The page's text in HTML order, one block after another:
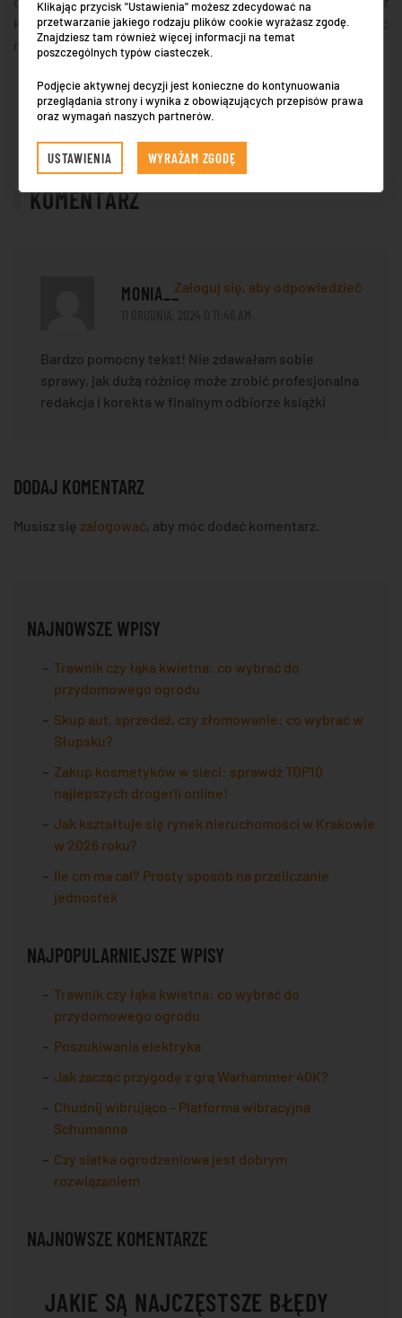
korzystniejsze pod względem finansowym, co należy mieć
na uwadze, przeglądając poszczególne oferty.
GDZIE NAUCZYĆ SIĘ SURFINGU –…
U KOGO SPRAWDZI SIĘ ARTETERAP…
KOMENTARZ
MONIA__Zaloguj się, aby odpowiedzieć
Bardzo pomocny tekst! Nie zdawałam sobie
sprawy, jak dużą różnicę może zrobić profesjonalna
redakcja i korekta w finalnym odbiorze książki
DODAJ KOMENTARZ
Musisz się zalogować, aby móc dodać komentarz.
NAJNOWSZE WPISY
Trawnik czy łąka kwietna: co wybrać do
przydomowego ogrodu
Skup aut, sprzedaż, czy złomowanie: co wybrać w
Słupsku?
Zakup kosmetyków w sieci: sprawdź TOP10
najlepszych drogerii online!
Jak kształtuje się rynek nieruchomości w Krakowie
w 2026 roku?
Ile cm ma cal? Prosty sposób na przeliczanie
jednostek
NAJPOPULARNIEJSZE WPISY
Trawnik czy łąka kwietna: co wybrać do
przydomowego ogrodu
Poszukiwania elektryka
Jak zacząć przygodę z grą Warhammer 40K?
Chudnij wibrująco – Platforma wibracyjna
Schumanna
Czy siatka ogrodzeniowa jest dobrym
rozwiązaniem
NAJNOWSZE KOMENTARZE
JAKIE SĄ NAJCZĘSTSZE BŁĘDY
Klikając przycisk "Ustawienia" możesz zdecydować na
przetwarzanie jakiego rodzaju plików cookie wyrażasz zgodę.
Znajdziesz tam również więcej informacji na temat
poszczególnych typów ciasteczek.
Podjęcie aktywnej decyzji jest konieczne do kontynuowania
przeglądania strony i wynika z obowiązujących przepisów prawa
oraz wymagań naszych partnerów.
USTAWIENIA WYRAŻAM ZGODĘ